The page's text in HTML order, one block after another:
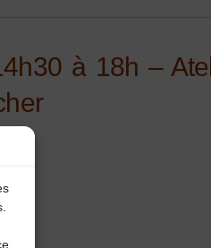
à 18h –